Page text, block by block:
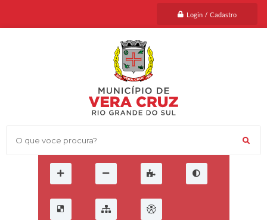
Login / Cadastro
O que voce procura?